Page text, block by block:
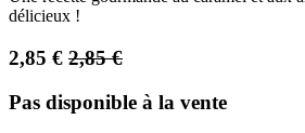
délicieux !
2,85 € 2,85€
Pas disponible à la vente